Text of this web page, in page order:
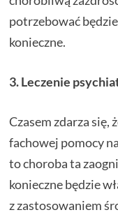
potrzebować
konieczne.
3. Leczenie
Czasem zdarza się,
fachowej pomocy
to choroba ta
konieczne będzie
z zastosowaniem